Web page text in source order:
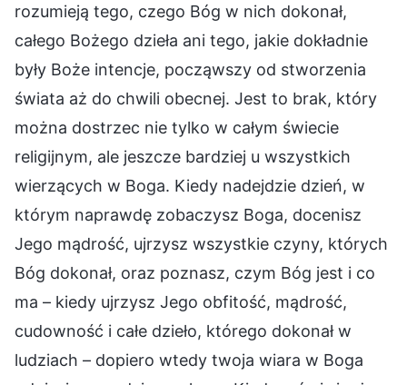
rozumieją tego, czego Bóg w nich dokonał,
całego Bożego dzieła ani tego, jakie dokładnie
były Boże intencje, począwszy od stworzenia
świata aż do chwili obecnej. Jest to brak, który
można dostrzec nie tylko w całym świecie
religijnym, ale jeszcze bardziej u wszystkich
wierzących w Boga. Kiedy nadejdzie dzień, w
którym naprawdę zobaczysz Boga, docenisz
Jego mądrość, ujrzysz wszystkie czyny, których
Bóg dokonał, oraz poznasz, czym Bóg jest i co
ma – kiedy ujrzysz Jego obfitość, mądrość,
cudowność i całe dzieło, którego dokonał w
ludziach – dopiero wtedy twoja wiara w Boga